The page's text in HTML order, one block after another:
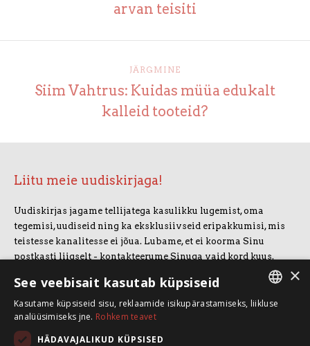
arvan teisiti
JÄRGMINE
Siim Vahtrus: Kuidas müüa edukalt
kalleid tooteid?
Liitu meie uudiskirjaga!
Uudiskirjas jagame tellijatega kasulikku lugemist, oma
tegemisi, uudiseid ning ka eksklusiivseid eripakkumisi, mis
teistesse kanalitesse ei jõua. Lubame, et ei koorma Sinu
postkasti liigselt - kontakteerume Sinuga vaid kord kuus.
LIITUN UUDISKIRJAGA
×
See veebisait kasutab küpsiseid
Kasutame küpsiseid sisu, reklaamide isikupärastamiseks, liikluse
analüüsimiseks jne. Rohkem teavet
HÄDAVAJALIKUD KÜPSISED